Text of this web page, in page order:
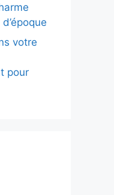
votre
pour